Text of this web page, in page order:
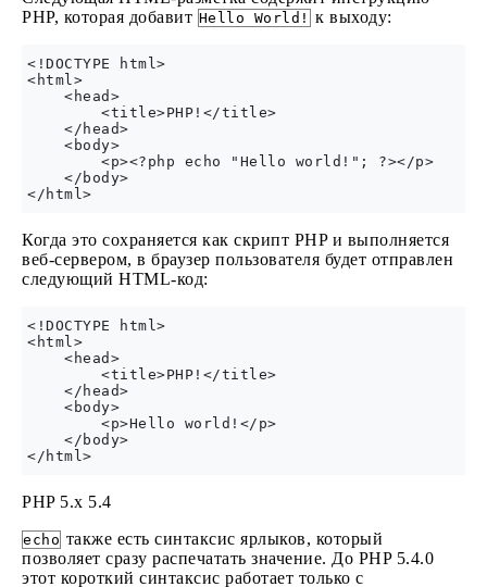
PHP, которая добавит Hello World! к выходу:
<!DOCTYPE html>
<html>
    <head>
        <title>PHP!</title>
    </head>
    <body>
        <p><?php echo "Hello world!"; ?></p>
    </body>
Когда это сохраняется как скрипт PHP и выполняется
веб-сервером, в браузер пользователя будет отправлен
следующий HTML-код:
<!DOCTYPE html>
<html>
    <head>
        <title>PHP!</title>
    </head>
    <body>
        <p>Hello world!</p>
    </body>
PHP 5.x 5.4
echo также есть синтаксис ярлыков, который
позволяет сразу распечатать значение. До PHP 5.4.0
этот короткий синтаксис работает только с